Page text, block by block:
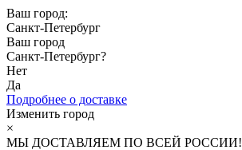
Ваш город:
Санкт-Петербург
Ваш город
Санкт-Петербург?
Нет
Да
Подробнее о доставке
Изменить город
×
МЫ ДОСТАВЛЯЕМ ПО ВСЕЙ РОССИИ!